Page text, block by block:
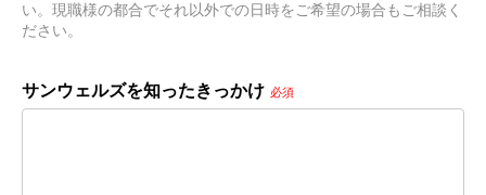
い。現職様の都合でそれ以外での日時をご希望の場合もご相談く
ださい。
サンウェルズを知ったきっかけ 必須